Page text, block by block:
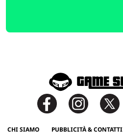
CHI SIAMO PUBBLICITÀ & CONTATTI